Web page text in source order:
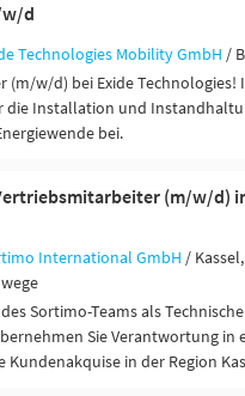
d
Technologies Mobility GmbH /
(m/w/d) bei Exide
die Installation und
bei.
(m/w/d)
International GmbH /
des Sortimo-Teams als
Sie Verantwortung
Kundenakquise in der Region